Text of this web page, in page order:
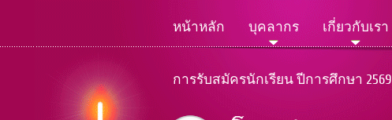
หน้าหลัก บุคลากร เกี่ยวกับเรา
การรับสมัครนักเรียน ปีการศึกษา 2569